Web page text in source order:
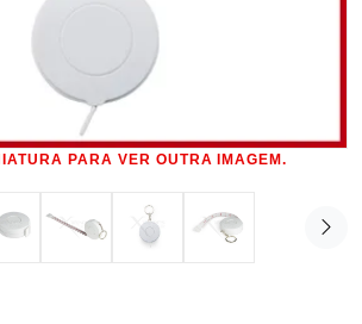
PARA VER OUTRA IMAGEM.